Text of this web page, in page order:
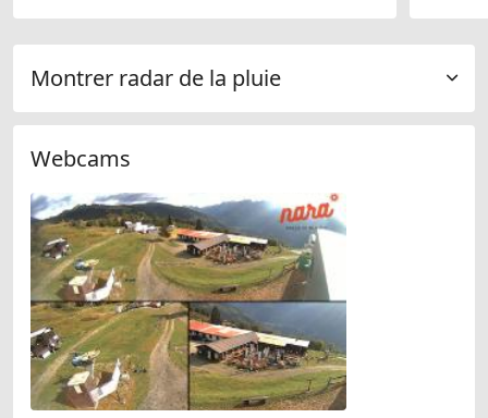
Montrer radar de la pluie
Webcams